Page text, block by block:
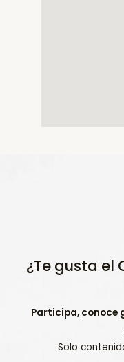
¿Te gusta el
Participa, conoce
Solo